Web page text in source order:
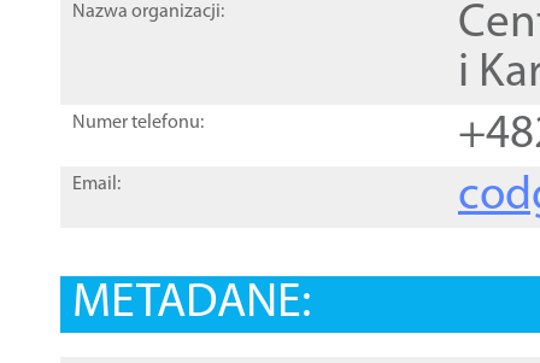
Nazwa organizacji:
i
Numer telefonu:
Email:
METADANE: